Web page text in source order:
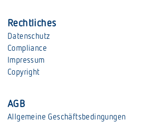
Rechtliches
Datenschutz
Compliance
Impressum
Copyright
AGB
Allgemeine Geschäftsbedingungen